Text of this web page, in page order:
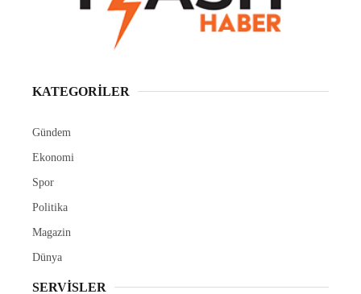
çalışmalarını aralıksız sürdürüyor. Marmaris
Belediyesi, yaz …
Muğla Flash TÜM YAZILARI
Giriş: 06-08-2026 14:36